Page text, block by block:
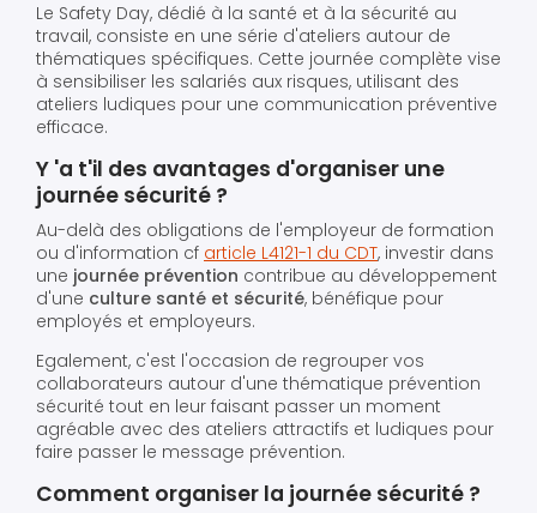
Le Safety Day, dédié à la santé et à la sécurité au
travail, consiste en une série d'ateliers autour de
thématiques spécifiques. Cette journée complète vise
à sensibiliser les salariés aux risques, utilisant des
ateliers ludiques pour une communication préventive
efficace.
Y 'a t'il des avantages d'organiser une
journée sécurité ?
Au-delà des obligations de l'employeur de formation
ou d'information cf article L4121-1 du CDT, investir dans
une journée prévention contribue au développement
d'une culture santé et sécurité, bénéfique pour
employés et employeurs.
Egalement, c'est l'occasion de regrouper vos
collaborateurs autour d'une thématique prévention
sécurité tout en leur faisant passer un moment
agréable avec des ateliers attractifs et ludiques pour
faire passer le message prévention.
Comment organiser la journée sécurité ?